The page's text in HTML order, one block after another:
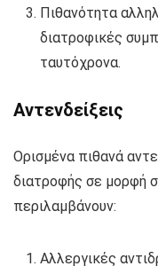
Πιθανότητα
διατροφικές
ταυτόχρονα.
Αντενδείξεις
Ορισμένα πιθανά
διατροφής σε μορφή
περιλαμβάνουν:
Αλλεργικές